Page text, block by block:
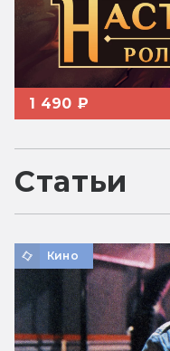
1 490 ₽
Статьи
Кино